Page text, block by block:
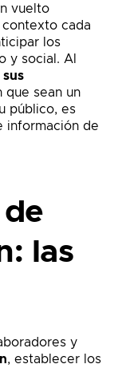
vuelto
cada
los
y social. Al
sus
que sean un
público, es
información de
las
y
, establecer los